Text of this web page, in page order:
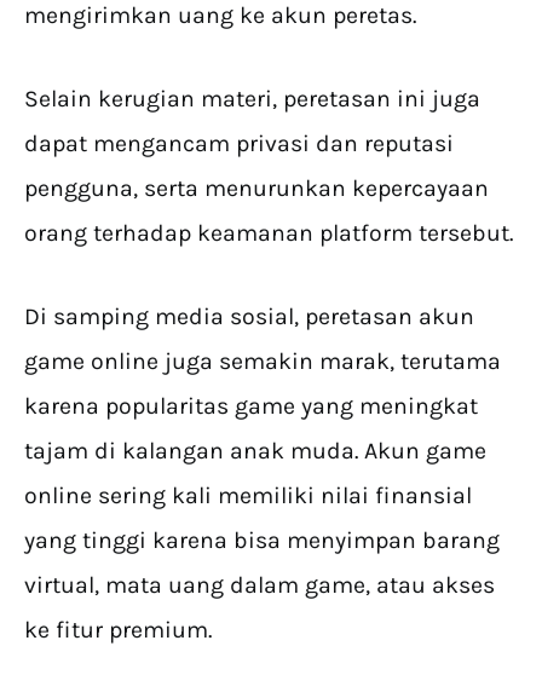
mengirimkan uang ke akun peretas.
Selain kerugian materi, peretasan ini juga
dapat mengancam privasi dan reputasi
pengguna, serta menurunkan kepercayaan
orang terhadap keamanan platform tersebut.
Di samping media sosial, peretasan akun
game online juga semakin marak, terutama
karena popularitas game yang meningkat
tajam di kalangan anak muda. Akun game
online sering kali memiliki nilai finansial
yang tinggi karena bisa menyimpan barang
virtual, mata uang dalam game, atau akses
ke fitur premium.